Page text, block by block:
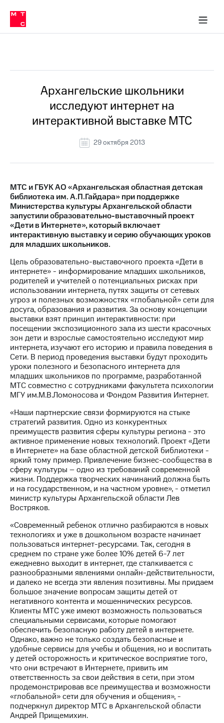
Медиа-центр
и акционерам
Устойчивое развитие
Комплаенс и деловая этика
компании
Карьера
История
компании
Руководство
информация
Контакты
Медиа-центр
Пресс-
релизы
МТС
о технологиях
Достижения
Интервью
Финансовая
отчетность
Контакты
Новости
в
регионе
и акционерам
управление
Корпоративный
секретарь
Раскрытие
информации
Информация
акционерам
Документы
ПАО
"МТС"
акционеров
Личный
кабинет
акционера
Акционерный
капитал
Контроль
и
аудит
Рынок
акций
Описание
Программа
приобретения
Порядок
выкупа
акций
Дивиденды
Рынок
облигаций
в МТС
Пресс-
релизы
МТС
о технологиях
Архангельские школьники
исследуют интернет на
интерактивной выставке МТС
29 октября 2013
МТС и ГБУК АО «Архангельская областная детская
библиотека им. А.П.Гайдара» при поддержке
Министерства культуры Архангельской области
запустили образовательно-выставочный проект
«Дети в Интернете», который включает
интерактивную выставку и серию обучающих уроков
для младших школьников.
Цель образовательно-выставочного проекта «Дети в
интернете» - информирование младших школьников,
родителей и учителей о потенциальных рисках при
использовании интернета, путях защиты от сетевых
угроз и полезных возможностях «глобальной» сети для
досуга, образования и развития. За основу концепции
выставки взят принцип интерактивности: при
посещении экспозиционного зала из шести красочных
зон дети и взрослые самостоятельно исследуют мир
интернета, изучают его историю и правила поведения в
Сети. В период проведения выставки будут проходить
уроки полезного и безопасного интернета для
младших школьников по программе, разработанной
МТС совместно с сотрудниками факультета психологии
МГУ им.М.В.Ломоносова и Фондом Развития Интернет.
«Наши партнерские связи формируются на стыке
стратегий развития. Одно из конкурентных
преимуществ развития сферы культуры региона - это
активное применение новых технологий. Проект «Дети
в Интернете» на базе областной детской библиотеки -
яркий тому пример. Привлечение бизнес-сообщества в
сферу культуры – одно из требований современной
жизни. Поддержка творческих начинаний должна быть
и на государственном, и на частном уровне», - отметил
министр культуры Архангельской области Лев
Востряков.
«Современный ребенок отлично разбираются в новых
технологиях и уже в дошкольном возрасте начинает
пользоваться интернет-ресурсами. Так, сегодня в
среднем по стране уже более 10% детей 6-7 лет
ежедневно выходит в интернет, где сталкивается с
разнообразными явлениями онлайн-действительности,
и далеко не всегда эти явления позитивны. Мы придаем
большое значение вопросам защиты детей от
негативного контента и мошеннических ресурсов.
Клиенты МТС уже имеют возможность пользоваться
специальными сервисами, которые помогают
обеспечить безопасную работу детей в интернете.
Однако, важно не только создать безопасные и
удобные сервисы для учебы и общения, но и воспитать
у детей осторожность и критическое восприятие того,
что они встречают в Интернете, привить им
ответственность за свои действия в сети, при этом
продемонстрировав все преимущества и возможности
«глобальной» сети для обучения и общения», -
подчеркнул директор МТС в Архангельской области
Андрей Прищемихин.